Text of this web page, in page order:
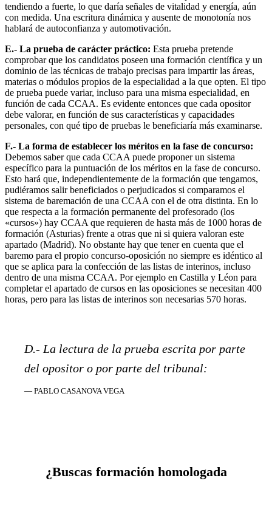
tendiendo a fuerte, lo que daría señales de vitalidad y energía, aún
con medida. Una escritura dinámica y ausente de monotonía nos
hablará de autoconfianza y automotivación.
E.- La prueba de carácter práctico: Esta prueba pretende
comprobar que los candidatos poseen una formación científica y un
dominio de las técnicas de trabajo precisas para impartir las áreas,
materias o módulos propios de la especialidad a la que opten. El tipo
de prueba puede variar, incluso para una misma especialidad, en
función de cada CCAA. Es evidente entonces que cada opositor
debe valorar, en función de sus características y capacidades
personales, con qué tipo de pruebas le beneficiaría más examinarse.
F.- La forma de establecer los méritos en la fase de concurso:
Debemos saber que cada CCAA puede proponer un sistema
específico para la puntuación de los méritos en la fase de concurso.
Esto hará que, independientemente de la formación que tengamos,
pudiéramos salir beneficiados o perjudicados si comparamos el
sistema de baremación de una CCAA con el de otra distinta. En lo
que respecta a la formación permanente del profesorado (los
«cursos») hay CCAA que requieren de hasta más de 1000 horas de
formación (Asturias) frente a otras que ni si quiera valoran este
apartado (Madrid). No obstante hay que tener en cuenta que el
baremo para el propio concurso-oposición no siempre es idéntico al
que se aplica para la confección de las listas de interinos, incluso
dentro de una misma CCAA. Por ejemplo en Castilla y Léon para
completar el apartado de cursos en las oposiciones se necesitan 400
horas, pero para las listas de interinos son necesarias 570 horas.
D.- La lectura de la prueba escrita por parte
del opositor o por parte del tribunal:
— PABLO CASANOVA VEGA
¿Buscas formación homologada